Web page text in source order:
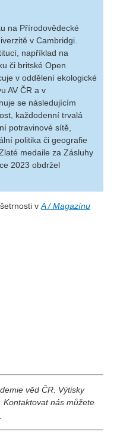
na Přírodovědecké
v Cambridgi.
například na
či britské Open
v oddělení ekologické
AV ČR a v
se následujícím
každodenní trvalá
potravinové sítě,
politika či geografie
medaile za Zásluhy
2023 obdržel
v A / Magazínu
věd ČR. Výtisky
nás můžete